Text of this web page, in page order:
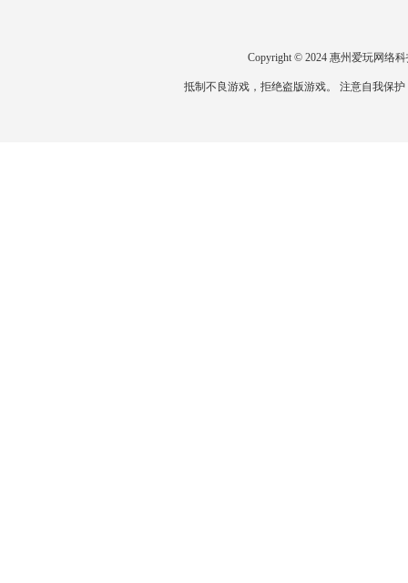
Copyright © 2024 惠州爱玩网络
抵制不良游戏，拒绝盗版游戏。 注意自我保